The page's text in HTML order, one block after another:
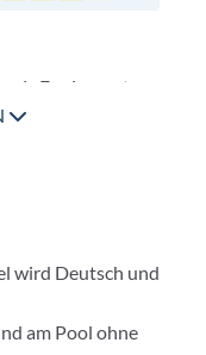
Equipment
wird Deutsch und
am Pool ohne